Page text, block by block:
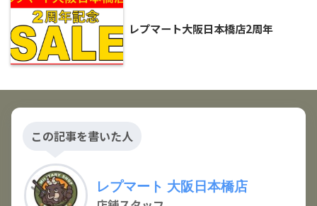
レプマート大阪日本橋店2周年
この記事を書いた人
レプマート 大阪日本橋店